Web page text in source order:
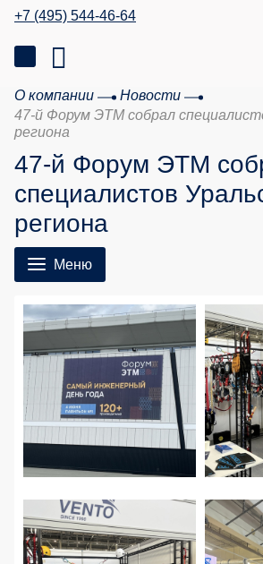
+7 (495) 544-46-64
О компании
Новости
47-й Форум ЭТМ собрал
региона
47-й Форум ЭТМ
специалистов
региона
Меню